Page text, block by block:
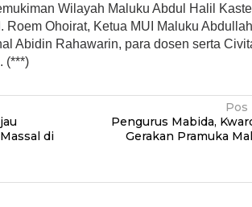
Wilayah Maluku Abdul Halil
Roem Ohoirat, Ketua MUI Maluku
Abidin Rahawarin, para dosen serta
(***)
di
Pos
Pengurus Mabida,
Gerakan Pramuka